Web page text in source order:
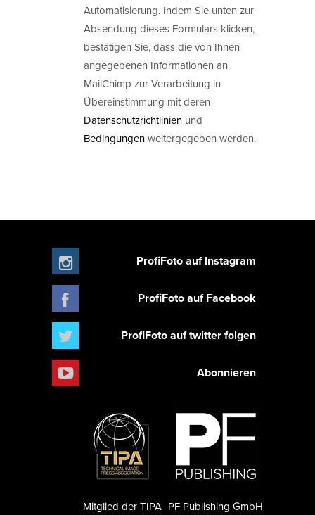
Automatisierung. Indem Sie unten zur
Absendung dieses Formulars klicken,
bestätigen Sie, dass die von Ihnen
angegebenen Informationen an
MailChimp zur Verarbeitung in
Übereinstimmung mit deren
Datenschutzrichtlinien und
Bedingungenweitergegeben werden.
ProfiFoto auf Instagram
ProfiFoto auf Facebook
ProfiFoto auf twitter folgen
Abonnieren
PF Publishing GmbH
Mitglied der TIPA